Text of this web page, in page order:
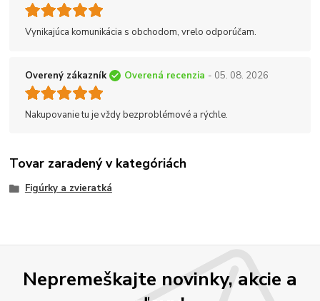
Vynikajúca komunikácia s obchodom, vrelo odporúčam.
Overený zákazník Overená recenzia - 05. 08. 2026
Nakupovanie tu je vždy bezproblémové a rýchle.
Tovar zaradený v kategóriách
Figúrky a zvieratká
Nepremeškajte novinky, akcie a